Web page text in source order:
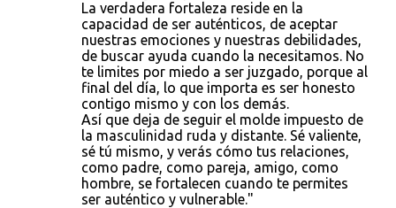
La verdadera fortaleza reside en la
capacidad de ser auténticos, de aceptar
nuestras emociones y nuestras debilidades,
de buscar ayuda cuando la necesitamos. No
te limites por miedo a ser juzgado, porque al
final del día, lo que importa es ser honesto
contigo mismo y con los demás.
Así que deja de seguir el molde impuesto de
la masculinidad ruda y distante. Sé valiente,
sé tú mismo, y verás cómo tus relaciones,
como padre, como pareja, amigo, como
hombre, se fortalecen cuando te permites
ser auténtico y vulnerable."